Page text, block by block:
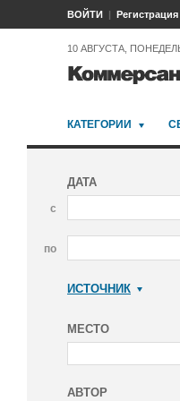
ВОЙТИ Регистрация
10 АВГУСТА,
КАТЕГОРИИ
ДАТА
с
по
ИСТОЧНИК
МЕСТО
АВТОР